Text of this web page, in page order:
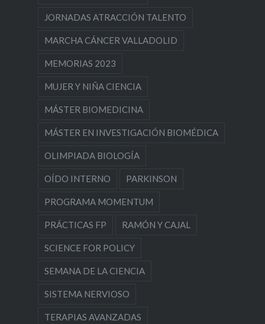
JORNADAS ATRACCIÓN TALENTO
MARCHA CÁNCER VALLADOLID
MEMORIAS 2023
MUJER Y NIÑA CIENCIA
MÁSTER BIOMEDICINA
MÁSTER EN INVESTIGACIÓN BIOMÉDICA
OLIMPIADA BIOLOGÍA
OÍDO INTERNO PARKINSON
PROGRAMA MOMENTUM
PRÁCTICAS FP RAMÓN Y CAJAL
SCIENCE FOR POLICY
SEMANA DE LA CIENCIA
SISTEMA NERVIOSO
TERAPIAS AVANZADAS